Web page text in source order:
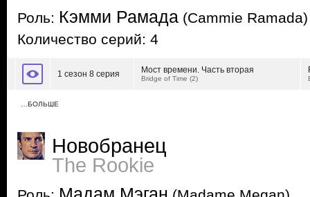
Роль: Кэмми Рамада (Cammie Ramada)
Количество серий: 4
1 сезон 8 серия Мост времени. Часть вторая
Bridge of Time (2)
…БОЛЬШЕ
Новобранец
The Rookie